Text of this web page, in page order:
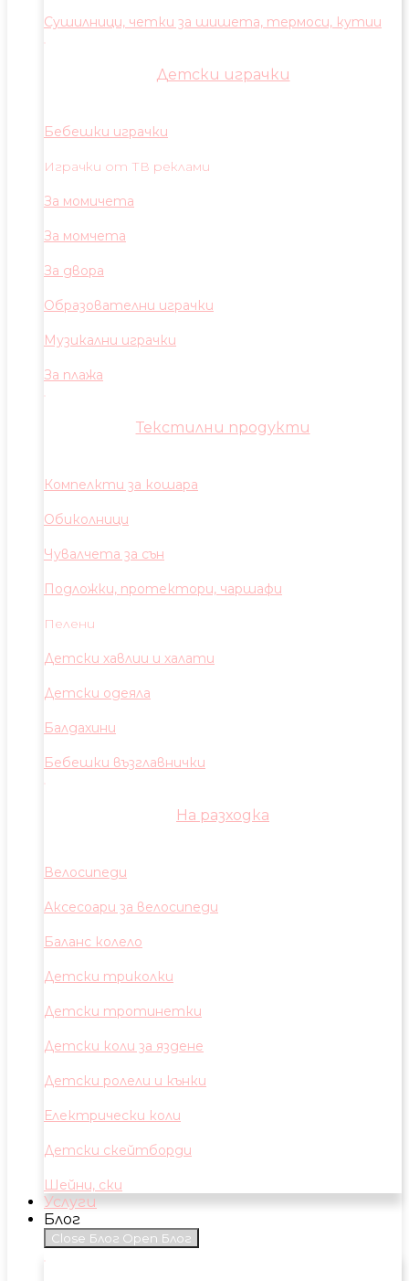
Сушилници, четки за шишета, термоси, кутии
Детски играчки
Бебешки играчки
Играчки от ТВ реклами
За момичета
За момчета
За двора
Образователни играчки
Музикални играчки
За плажа
Текстилни продукти
Компелкти за кошара
Обиколници
Чувалчета за сън
Подложки, протектори, чаршафи
Пелени
Детски хавлии и халати
Детски одеяла
Балдахини
Бебешки възглавнички
На разходка
Велосипеди
Аксесоари за велосипеди
Баланс колело
Детски триколки
Детски тротинетки
Детски коли за яздене
Детски ролели и кънки
Електрически коли
Детски скейтборди
Шейни, ски
Услуги
Блог
Close Блог Open Блог